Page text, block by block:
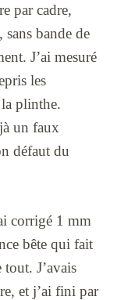
par cadre,
sans bande de
J’ai mesuré
les
plinthe.
un faux
défaut du
corrigé 1 mm
bête qui fait
J’avais
et j’ai fini par